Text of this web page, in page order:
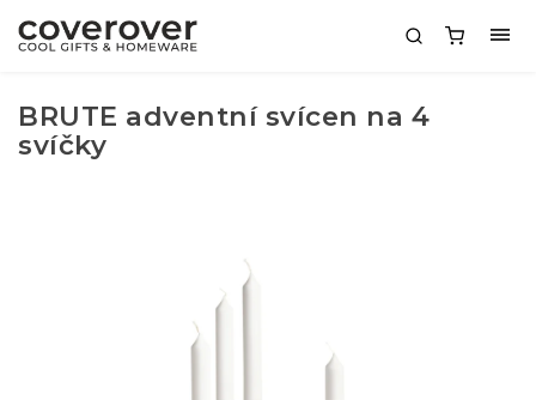
BRUTE adventní svícen na 4
svíčky